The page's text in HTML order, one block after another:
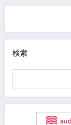
検索